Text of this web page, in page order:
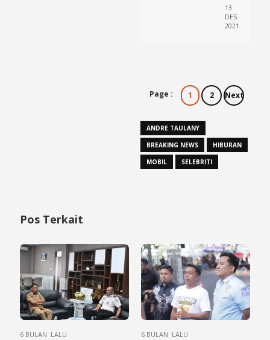
13
DES
2021
Page : 1 2 Next
ANDRE TAULANY
BREAKING NEWS
HIBURAN
MOBIL
SELEBRITI
Pos Terkait
6 BULAN LALU 6 BULAN LALU